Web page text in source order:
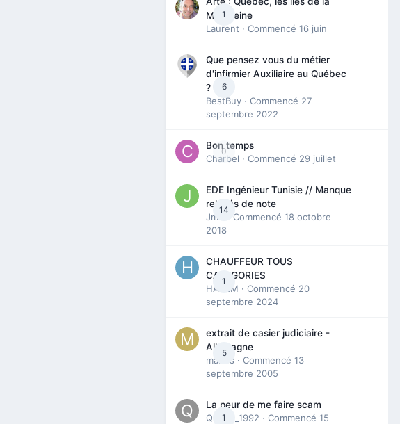
1
Madeleine
Laurent · Commencé 16 juin
6
Que pensez vous du métier
d'infirmier Auxiliaire au Québec
?
BestBuy · Commencé 27
septembre 2022
0
Bon temps
Charbel · Commencé 29 juillet
14
EDE Ingénieur Tunisie // Manque
relevés de note
Jmili
· Commencé 18 octobre
2018
1
CHAUFFEUR TOUS
CATEGORIES
HAZEM · Commencé 20
septembre 2024
5
extrait de casier judiciaire -
Allemagne
maries · Commencé 13
septembre 2005
1
La peur de me faire scam
Queen_1992 · Commencé 15